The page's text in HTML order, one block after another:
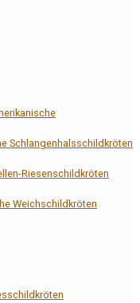
Schlangenhalsschildkröten
Riesenschildkröten
Weichschildkröten